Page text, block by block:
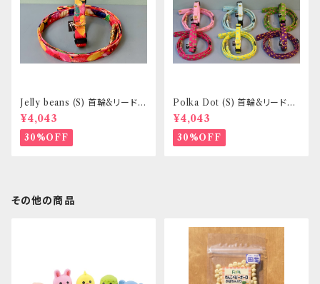
Jelly beans (S) 首輪&リードセ
ット _ 小型犬・小柄な中型犬向
き _ フントヒュッテオリジナル
¥4,043
30%OFF
Polka Dot (S) 首輪&リードセ
ット _ 小型犬・小柄な中型犬向
き _ フントヒュッテオリジナル
¥4,043
30%OFF
その他の商品